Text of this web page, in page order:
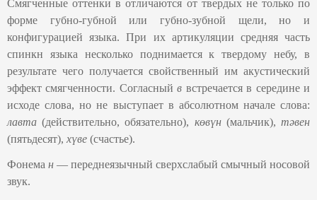
Смягченные оттенки в отличаются от твердых не только по
форме губно-губной или губно-зубной щели, но и
конфигурацией языка. При их артикуляции средняя часть
спинкн языка несколько поднимается к твердому небу, в
результате чего получается свойственный им акустический
эффект смягченности. Согласныйв встречается в середине и
исходе слова, но не выступает в абсолютном начале слова:
лавта(действительно, обязательно), көвүн (мальчик),тәвен
(пятьдесят), хүве (счастье).
Фонема н — переднеязычный сверхслабый смычный носовой
звук.